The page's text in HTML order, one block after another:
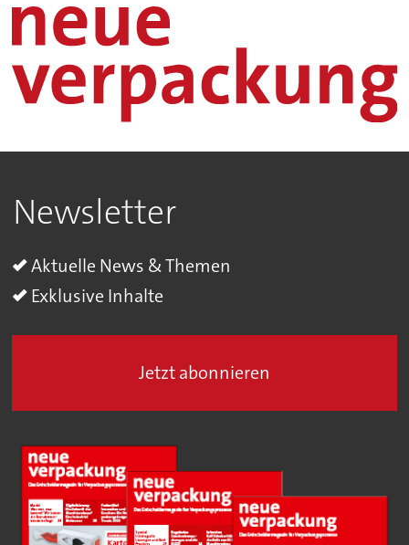
Newsletter
Aktuelle News & Themen
Exklusive Inhalte
Jetzt abonnieren